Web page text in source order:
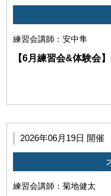
(3)利用環境の不具合
利用者の利用環境に
場合、当研究所はそ
ー開始後に発生した
練習会講師：安中隼
【6月練習会&体験会
2026年06月19日 開催
練習会講師：菊地健太